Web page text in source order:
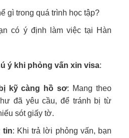
gì trong quá trình học tập?
có ý định làm việc tại Hàn
ý khi phỏng vấn xin visa:
kỹ càng hồ sơ: Mang theo
đã yêu cầu, để tránh bị từ
sót giấy tờ.
tin: Khi trả lời phỏng vấn, bạn